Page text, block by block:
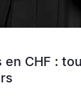
en CHF :